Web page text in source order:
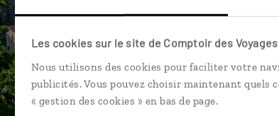
Les cookies sur le site de Comptoir des Voyages
Nous utilisons des cookies pour faciliter votre
publicités. Vous pouvez choisir maintenant quels
« gestion des cookies » en bas de page.